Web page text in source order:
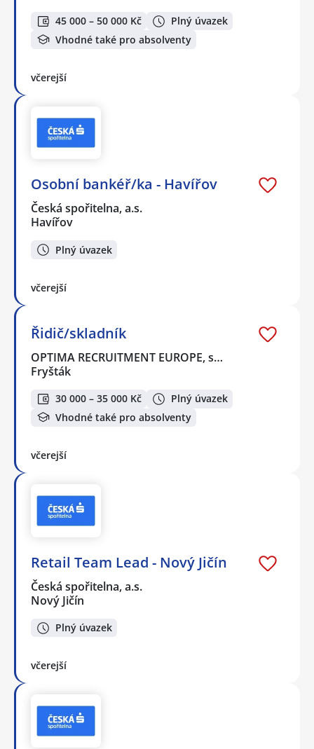
45 000 – 50 000 Kč
Plný úvazek
Vhodné také pro absolventy
včerejší
Osobní bankéř/ka - Havířov
Česká spořitelna, a.s.
Havířov
Plný úvazek
včerejší
Řidič/skladník
OPTIMA RECRUITMENT EUROPE, s…
Fryšták
30 000 – 35 000 Kč
Plný úvazek
Vhodné také pro absolventy
včerejší
Retail Team Lead - Nový Jičín
Česká spořitelna, a.s.
Nový Jičín
Plný úvazek
včerejší